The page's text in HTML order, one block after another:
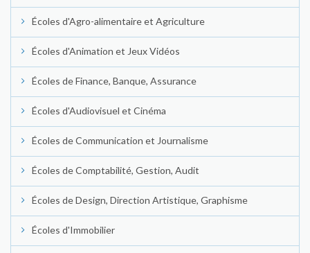
Écoles d'Agro-alimentaire et Agriculture
Écoles d'Animation et Jeux Vidéos
Écoles de Finance, Banque, Assurance
Écoles d'Audiovisuel et Cinéma
Écoles de Communication et Journalisme
Écoles de Comptabilité, Gestion, Audit
Écoles de Design, Direction Artistique, Graphisme
Écoles d'Immobilier